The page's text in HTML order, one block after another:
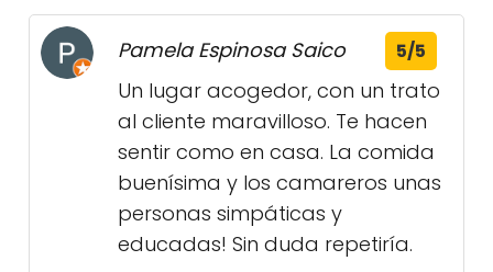
Pamela Espinosa Saico 5/5
Un lugar acogedor, con un trato
al cliente maravilloso. Te hacen
sentir como en casa. La comida
buenísima y los camareros unas
personas simpáticas y
educadas! Sin duda repetiría.